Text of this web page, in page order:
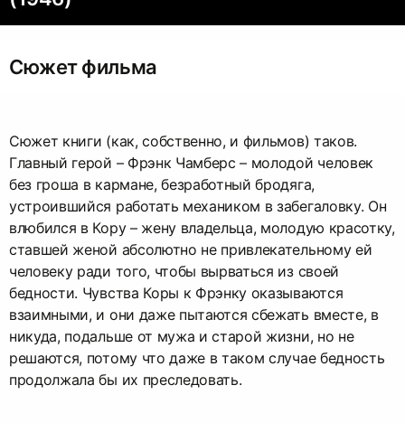
Сюжет фильма
Сюжет книги (как, собственно, и фильмов) таков.
Главный герой – Фрэнк Чамберс – молодой человек
без гроша в кармане, безработный бродяга,
устроившийся работать механиком в забегаловку. Он
влюбился в Кору – жену владельца, молодую красотку,
ставшей женой абсолютно не привлекательному ей
человеку ради того, чтобы вырваться из своей
бедности. Чувства Коры к Фрэнку оказываются
взаимными, и они даже пытаются сбежать вместе, в
никуда, подальше от мужа и старой жизни, но не
решаются, потому что даже в таком случае бедность
продолжала бы их преследовать.